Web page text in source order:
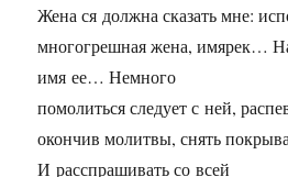
Жена ся должна сказать мне:
многогрешная жена, имярек…
имя ее… Немного
помолиться следует с ней,
окончив молитвы, снять
И расспрашивать со всей